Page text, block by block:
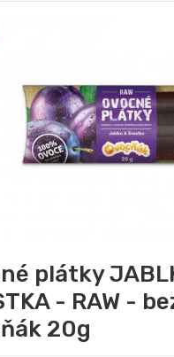
plátky
- RAW -
20g